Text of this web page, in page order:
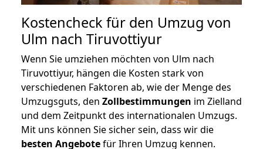
Kostencheck für den Umzug von
Ulm nach Tiruvottiyur
Wenn Sie umziehen möchten von Ulm nach
Tiruvottiyur, hängen die Kosten stark von
verschiedenen Faktoren ab, wie der Menge des
Umzugsguts, den Zollbestimmungen im Zielland
und dem Zeitpunkt des internationalen Umzugs.
Mit uns können Sie sicher sein, dass wir die
besten Angebotefür Ihren Umzug kennen.